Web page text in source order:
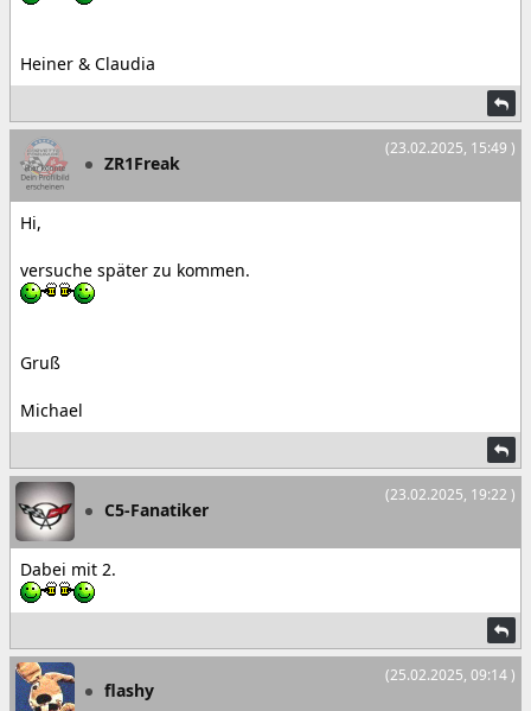
Heiner & Claudia
(23.02.2025, 15:49 )
ZR1Freak
Hi,
versuche später zu kommen.
Gruß
Michael
(23.02.2025, 19:22 )
C5-Fanatiker
Dabei mit 2.
(25.02.2025, 09:14 )
flashy